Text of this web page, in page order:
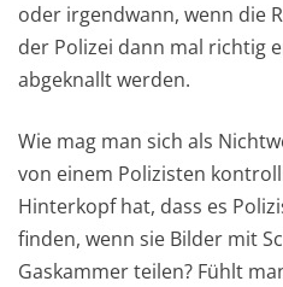
oder irgendwann, wenn die
der Polizei dann mal richtig
abgeknallt werden.
Wie mag man sich als
von einem Polizisten
Hinterkopf hat, dass es
finden, wenn sie Bilder mit
Gaskammer teilen? Fühlt